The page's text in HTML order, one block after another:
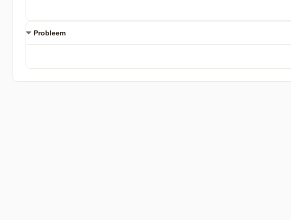
Probleem